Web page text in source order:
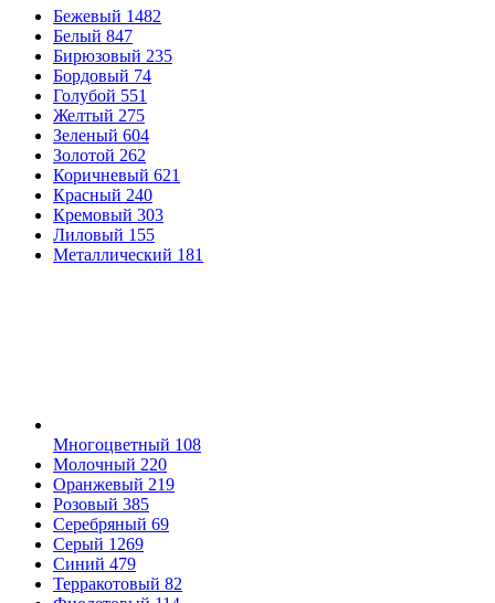
Бежевый 1482
Белый 847
Бирюзовый 235
Бордовый 74
Голубой 551
Желтый 275
Зеленый 604
Золотой 262
Коричневый 621
Красный 240
Кремовый 303
Лиловый 155
Металлический 181
Многоцветный 108
Молочный 220
Оранжевый 219
Розовый 385
Серебряный 69
Серый 1269
Синий 479
Терракотовый 82